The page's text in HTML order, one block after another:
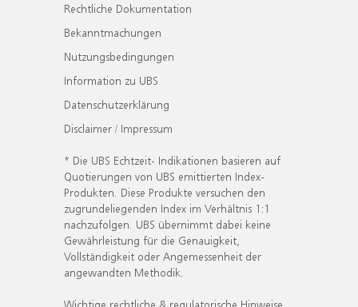
Rechtliche Dokumentation
Bekanntmachungen
Nutzungsbedingungen
Information zu UBS
Datenschutzerklärung
Disclaimer / Impressum
* Die UBS Echtzeit- Indikationen basieren auf
Quotierungen von UBS emittierten Index-
Produkten. Diese Produkte versuchen den
zugrundeliegenden Index im Verhältnis 1:1
nachzufolgen. UBS übernimmt dabei keine
Gewährleistung für die Genauigkeit,
Vollständigkeit oder Angemessenheit der
angewandten Methodik.